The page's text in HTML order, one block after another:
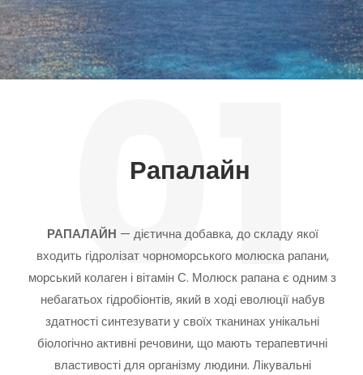
01
Рапалайн
РАПАЛАЙН — дієтична добавка, до складу якої
входить гідролізат чорноморського молюска рапани,
морський колаген і вітамін С. Молюск рапана є одним з
небагатьох гідробіонтів, який в ході еволюції набув
здатності синтезувати у своїх тканинах унікальні
біологічно активні речовини, що мають терапевтичні
властивості для організму людини. Лікувальні